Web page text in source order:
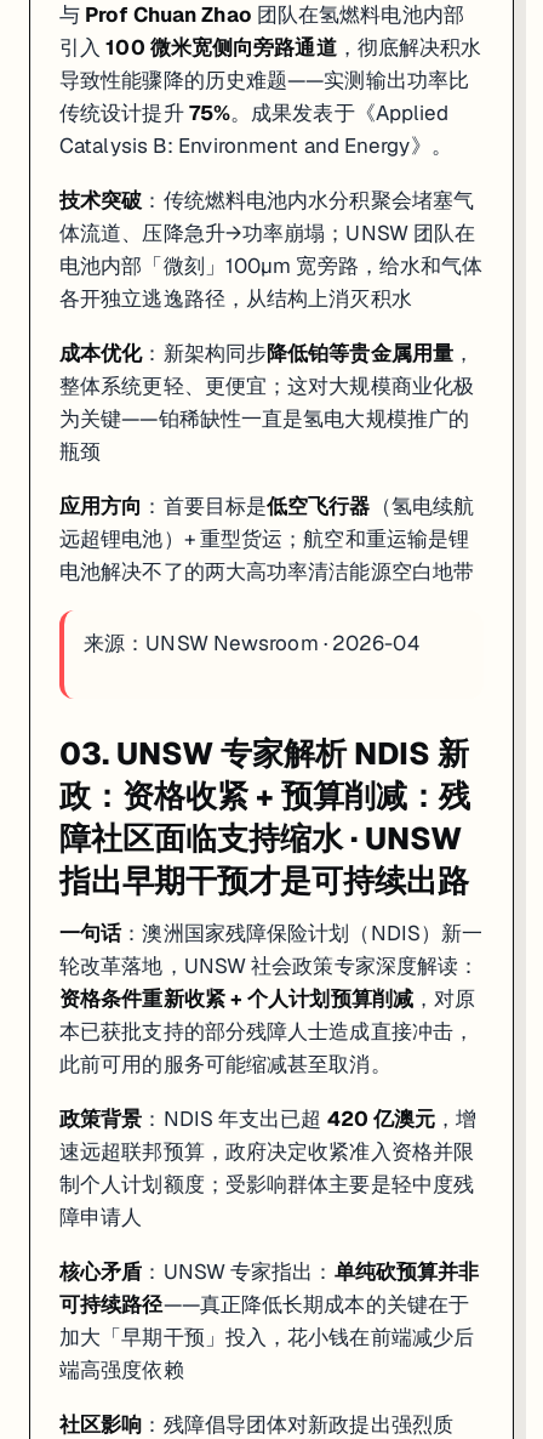
与 Prof Chuan Zhao 团队在氢燃料电池内部
引入100 微米宽侧向旁路通道，彻底解决积水
导致性能骤降的历史难题——实测输出功率比
传统设计提升75%。成果发表于《Applied
Catalysis B: Environment and Energy》。
技术突破 ：传统燃料电池内水分积聚会堵塞气
体流道、压降急升→功率崩塌；UNSW 团队在
电池内部「微刻」100µm 宽旁路，给水和气体
各开独立逃逸路径，从结构上消灭积水
成本优化：新架构同步降低铂等贵金属用量，
整体系统更轻、更便宜；这对大规模商业化极
为关键——铂稀缺性一直是氢电大规模推广的
瓶颈
应用方向 ：首要目标是低空飞行器 （氢电续航
远超锂电池）+ 重型货运；航空和重运输是锂
电池解决不了的两大高功率清洁能源空白地带
来源： UNSW Newsroom · 2026-04
03. UNSW 专家解析 NDIS 新
政：资格收紧 + 预算削减：残
障社区面临支持缩水 · UNSW
指出早期干预才是可持续出路
一句话：澳洲国家残障保险计划（NDIS）新一
轮改革落地，UNSW 社会政策专家深度解读：
资格条件重新收紧 + 个人计划预算削减，对原
本已获批支持的部分残障人士造成直接冲击，
此前可用的服务可能缩减甚至取消。
政策背景 ：NDIS 年支出已超 420 亿澳元 ，增
速远超联邦预算，政府决定收紧准入资格并限
制个人计划额度；受影响群体主要是轻中度残
障申请人
核心矛盾 ：UNSW 专家指出： 单纯砍预算并非
可持续路径——真正降低长期成本的关键在于
加大「早期干预」投入，花小钱在前端减少后
端高强度依赖
社区影响 ：残障倡导团体对新政提出强烈质